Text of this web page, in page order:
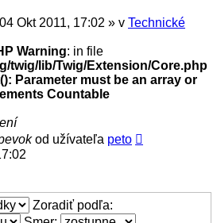
Okt 2011, 17:02 » v Technické
Warning: in file
twig/lib/Twig/Extension/Core.php
Parameter must be an array or
Countable
od užívateľa peto
Zoradiť podľa: